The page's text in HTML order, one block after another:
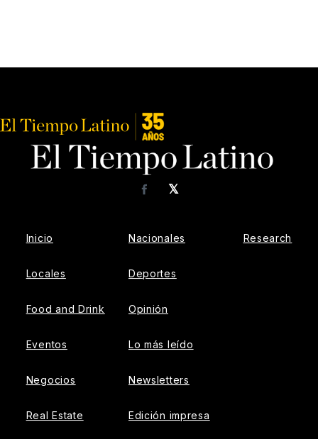
𝕏
Facebook
Inicio
Locales
Food and Drink
Eventos
Negocios
Real Estate
Nacionales
Deportes
Opinión
Lo más leído
Newsletters
Edición impresa
Research